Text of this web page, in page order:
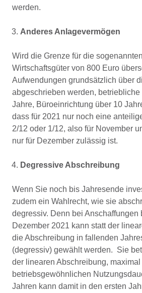
werden.
Anderes Anlagevermögen
Wird die Grenze für die
Wirtschaftsgüter von 800 Euro
Aufwendungen grundsätzlich über
abgeschrieben werden, betriebliche
Jahre, Büroeinrichtung über 10
dass für 2021 nur noch eine
2/12 oder 1/12, also für November
nur für Dezember zulässig ist.
Degressive Abschreibung
Wenn Sie noch bis Jahresende
zudem ein Wahlrecht, wie sie
degressiv. Denn bei Anschaffungen
Dezember 2021 kann statt der
die Abschreibung in fallenden
(degressiv) gewählt werden. Sie
der linearen Abschreibung,
betriebsgewöhnlichen
Jahren kann damit in den ersten